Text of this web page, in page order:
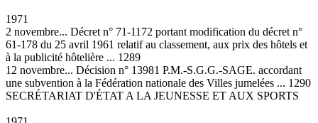
1971
2 novembre... Décret n° 71-1172 portant modification du décret n°
61-178 du 25 avril 1961 relatif au classement, aux prix des hôtels et
à la publicité hôtelière ... 1289
12 novembre... Décision n° 13981 P.M.-S.G.G.-SAGE. accordant
une subvention à la Fédération nationale des Villes jumelées ... 1290
SECRÉTARIAT D'ÉTAT A LA JEUNESSE ET AUX SPORTS